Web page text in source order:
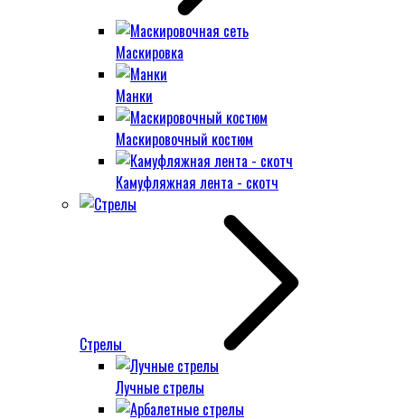
Маскировка
Манки
Маскировочный костюм
Камуфляжная лента - скотч
Стрелы
Лучные стрелы